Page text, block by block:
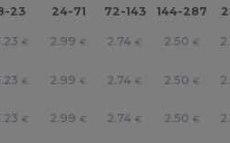
23 24-71 72-143 144-287
€ 2.99 € 2.74 € 2.50 €
€ 2.99 € 2.74 € 2.50 €
€ 2.99 € 2.74 € 2.50 €